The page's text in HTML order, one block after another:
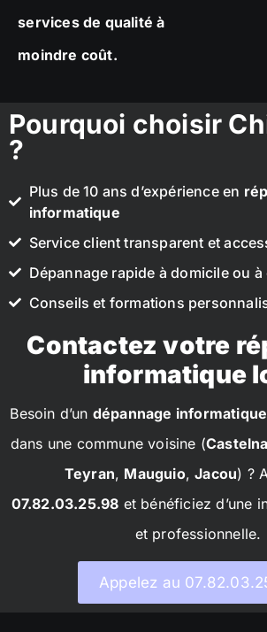
services de qualité à
moindre coût.
Pourquoi choisir
?
Plus de 10 ans d’expérience en
informatique
Service client transparent et
Dépannage rapide à domicile ou
Conseils et formations
Contactez votre
informatique
Besoin d’un dépannage
dans une commune voisine (
Teyran, Mauguio,Jacou) ?
07.82.03.25.98 et bénéficiez d’une
et professionnelle.
Appelez au